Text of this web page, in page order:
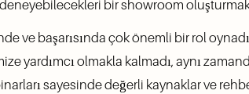
bir showroom oluşturmak
ve başarısında çok önemli bir rol
yardımcı olmakla kalmadı, aynı
sayesinde değerli kaynaklar ve